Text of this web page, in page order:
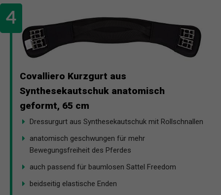
Covalliero Kurzgurt aus
Synthesekautschuk anatomisch
geformt, 65 cm
Dressurgurt aus Synthesekautschuk mit Rollschnallen
anatomisch geschwungen für mehr
Bewegungsfreiheit des Pferdes
auch passend für baumlosen Sattel Freedom
beidseitig elastische Enden